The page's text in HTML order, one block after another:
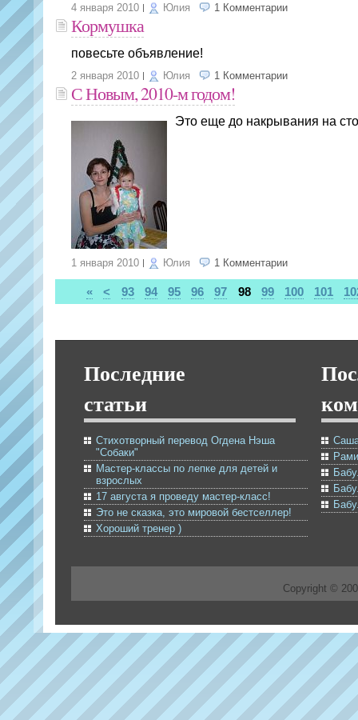
4 января 2010 Юлия 1 Комментарии
Кормушка
повесьте объявление!
2 января 2010 Юлия 1 Комментарии
С Новым, 2010-м годом!
Это еще до накрывания на
1 января 2010 Юлия 1 Комментарии
« < 93 94 95 96 97 98 99 100 101
Последние
статьи
Стихотворный перевод Огдена Нэша
"Собаки"
Мастер-классы по лепке для детей и
взрослых
17 августа я проведу мастер-класс!
Это не сказка, это мировой бестселлер!
Хороший тренер )
Copyright ©